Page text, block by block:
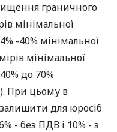
граничного
мінімальної
-40% мінімальної
мінімальної
до 70%
При цьому в
для юросіб
- без ПДВ і 10% - з